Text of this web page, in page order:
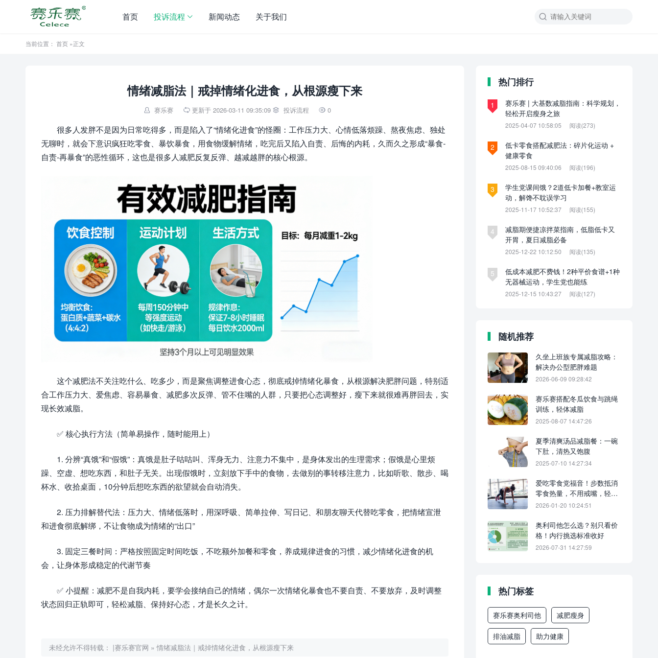

首页 投诉流程 新闻动态 关于我们
当前位置： 首页 »正文
情绪减脂法｜戒掉情绪化进食，从根源瘦下来
 赛乐赛  更新于 2026-03-11 09:35:09  投诉流程  0
很多人发胖不是因为日常吃得多，而是陷入了“情绪化进食”的怪圈：工作压力大、心情低落烦躁、熬夜焦虑、独处
无聊时，就会下意识疯狂吃零食、暴饮暴食，用食物缓解情绪，吃完后又陷入自责、后悔的内耗，久而久之形成“暴食-
自责-再暴食”的恶性循环，这也是很多人减肥反复反弹、越减越胖的核心根源。
这个减肥法不关注吃什么、吃多少，而是聚焦调整进食心态，彻底戒掉情绪化暴食，从根源解决肥胖问题，特别适
合工作压力大、爱焦虑、容易暴食、减肥多次反弹、管不住嘴的人群，只要把心态调整好，瘦下来就很难再胖回去，实
现长效减脂。
✅ 核心执行方法（简单易操作，随时能用上）
1. 分辨“真饿”和“假饿”：真饿是肚子咕咕叫、浑身无力、注意力不集中，是身体发出的生理需求；假饿是心里烦
躁、空虚、想吃东西，和肚子无关。出现假饿时，立刻放下手中的食物，去做别的事转移注意力，比如听歌、散步、喝
杯水、收拾桌面，10分钟后想吃东西的欲望就会自动消失。
2. 压力排解替代法：压力大、情绪低落时，用深呼吸、简单拉伸、写日记、和朋友聊天代替吃零食，把情绪宣泄
和进食彻底解绑，不让食物成为情绪的“出口”
3. 固定三餐时间：严格按照固定时间吃饭，不吃额外加餐和零食，养成规律进食的习惯，减少情绪化进食的机
会，让身体形成稳定的代谢节奏
✅ 小提醒：减肥不是自我内耗，要学会接纳自己的情绪，偶尔一次情绪化暴食也不要自责、不要放弃，及时调整
状态回归正轨即可，轻松减脂、保持好心态，才是长久之计。
未经允许不得转载： |赛乐赛官网 »情绪减脂法｜戒掉情绪化进食，从根源瘦下来
热门排行
1
赛乐赛 | 大基数减脂指南：科学规划，
轻松开启瘦身之旅
2025-04-07 10:58:05 阅读(273)
2
低卡零食搭配减肥法：碎片化运动 +
健康零食
2025-08-15 09:40:06 阅读(196)
3
学生党课间饿？2道低卡加餐+教室运
动，解馋不耽误学习
2025-11-17 10:52:37 阅读(155)
4
减脂期便捷凉拌菜指南，低脂低卡又
开胃，夏日减脂必备
2025-12-22 10:12:50 阅读(135)
5
低成本减肥不费钱！2种平价食谱+1种
无器械运动，学生党也能练
2025-12-15 10:43:27 阅读(127)
随机推荐
久坐上班族专属减脂攻略：
解决办公型肥胖难题
2026-06-09 09:28:42
赛乐赛搭配冬瓜饮食与跳绳
训练，轻体减脂
2025-08-07 14:47:26
夏季清爽汤品减脂餐：一碗
下肚，清热又饱腹
2025-07-10 14:27:34
爱吃零食党福音！步数抵消
零食热量，不用戒嘴，轻松
凑够1万步
2026-01-20 10:24:51
奥利司他怎么选？别只看价
格！内行挑选标准收好
2026-07-31 14:27:59
热门标签
赛乐赛奥利司他 减肥瘦身
排油减脂 助力健康